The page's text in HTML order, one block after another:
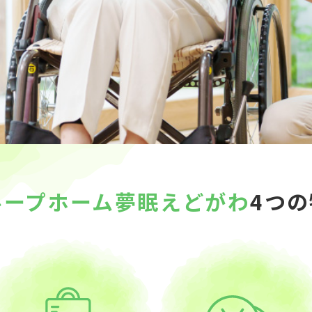
プホーム夢眠えどがわ4つ